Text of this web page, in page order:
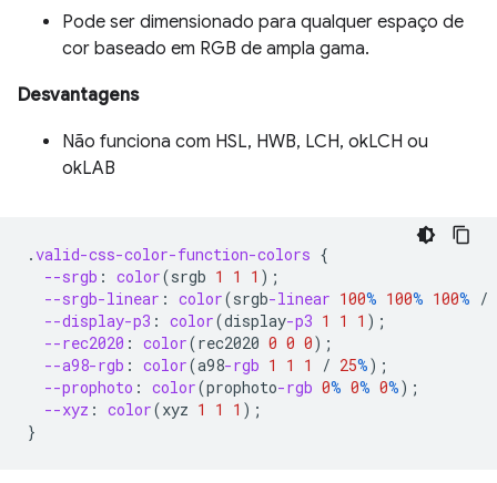
Pode ser dimensionado para qualquer espaço de
cor baseado em RGB de ampla gama.
Desvantagens
Não funciona com HSL, HWB, LCH, okLCH ou
okLAB
.valid-css-color-function-colors {
--srgb : color(srgb 1 1 1 );
--srgb-linear : color(srgb-linear 100% 100% 100% /
--display-p3 : color(display-p3 1 1 1 );
--rec2020 : color(rec2020 0 0 0);
--a98-rgb : color(a98-rgb 1 1 1 / 25%);
--prophoto : color(prophoto-rgb 0% 0% 0%);
--xyz : color(xyz 1 1 1 );
}